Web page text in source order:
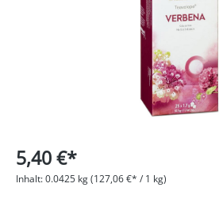
5,40 €*
Inhalt:0.0425 kg(127,06 €* / 1 kg)